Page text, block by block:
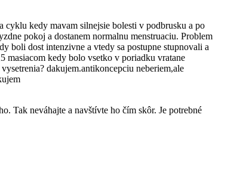
cyklu kedy mavam silnejsie bolesti v podbrusku a po
pokoj a dostanem normalnu menstruaciu. Problem
boli dost intenzivne a vtedy sa postupne stupnovali a
masiacom kedy bolo vsetko v poriadku vratane
dakujem.antikoncepciu neberiem,ale
Tak neváhajte a navštívte ho čím skôr. Je potrebné